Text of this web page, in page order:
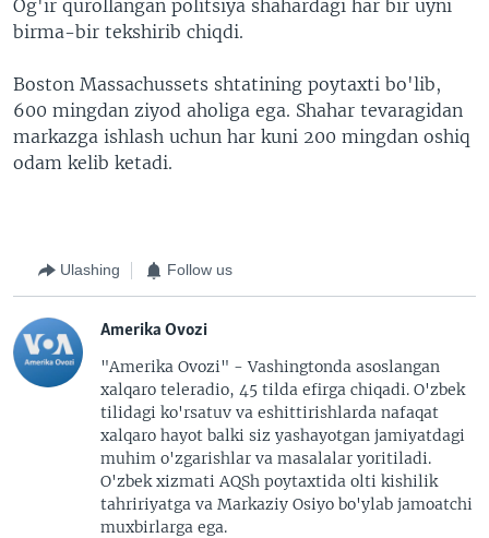
Og'ir qurollangan politsiya shahardagi har bir uyni
birma-bir tekshirib chiqdi.
Boston Massachussets shtatining poytaxti bo'lib,
600 mingdan ziyod aholiga ega. Shahar tevaragidan
markazga ishlash uchun har kuni 200 mingdan oshiq
odam kelib ketadi.
Ulashing Follow us
Amerika Ovozi
"Amerika Ovozi" - Vashingtonda asoslangan
xalqaro teleradio, 45 tilda efirga chiqadi. O'zbek
tilidagi ko'rsatuv va eshittirishlarda nafaqat
xalqaro hayot balki siz yashayotgan jamiyatdagi
muhim o'zgarishlar va masalalar yoritiladi.
O'zbek xizmati AQSh poytaxtida olti kishilik
tahririyatga va Markaziy Osiyo bo'ylab jamoatchi
muxbirlarga ega.